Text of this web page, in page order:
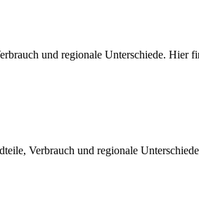
und regionale Unterschiede.
Verbrauch und regionale